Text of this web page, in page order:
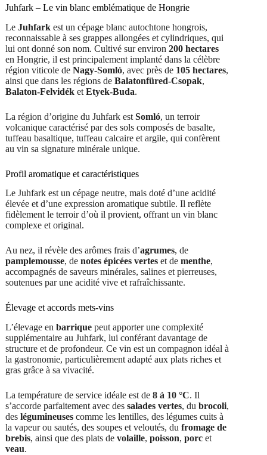
Juhfark – Le vin blanc emblématique de Hongrie
Le Juhfarkest un cépage blanc autochtone hongrois,
reconnaissable à ses grappes allongées et cylindriques, qui
lui ont donné son nom. Cultivé sur environ 200 hectares
en Hongrie, il est principalement implanté dans la célèbre
région viticole de Nagy-Somló, avec près de 105 hectares,
ainsi que dans les régions de Balatonfüred-Csopak,
Balaton-Felvidéket Etyek-Buda.
La région d’origine du Juhfark est Somló, un terroir
volcanique caractérisé par des sols composés de basalte,
tuffeau basaltique, tuffeau calcaire et argile, qui confèrent
au vin sa signature minérale unique.
Profil aromatique et caractéristiques
Le Juhfark est un cépage neutre, mais doté d’une acidité
élevée et d’une expression aromatique subtile. Il reflète
fidèlement le terroir d’où il provient, offrant un vin blanc
complexe et original.
Au nez, il révèle des arômes frais d’agrumes, de
pamplemousse, de notes épicées verteset de menthe,
accompagnés de saveurs minérales, salines et pierreuses,
soutenues par une acidité vive et rafraîchissante.
Élevage et accords mets-vins
L’élevage en barriquepeut apporter une complexité
supplémentaire au Juhfark, lui conférant davantage de
structure et de profondeur. Ce vin est un compagnon idéal à
la gastronomie, particulièrement adapté aux plats riches et
gras grâce à sa vivacité.
La température de service idéale est de 8 à 10 °C. Il
s’accorde parfaitement avec des salades vertes, du brocoli,
des légumineusescomme les lentilles, des légumes cuits à
la vapeur ou sautés, des soupes et veloutés, du fromage de
brebis, ainsi que des plats de volaille, poisson, porcet
veau.